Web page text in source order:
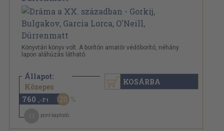
Könyvtári könyv volt. A borítón amatőr védőborító, néhány
lapon aláhúzás látható.
Állapot:
Közepes
960 Ft
760 ,-Ft 20
pont kapható
KOSÁRBA